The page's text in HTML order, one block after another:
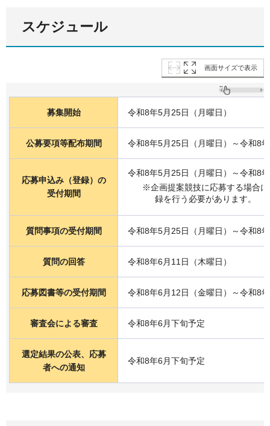
スケジュール
画面サイズで表示
募集開始 令和8年5月25日（月曜日）
公募要項等配布期間 令和8年5月25日（月曜日）～令和8
応募申込み（登録）の
受付期間
令和8年5月25日（月曜日）～令和8
※企画提案競技に応募する場合
録を行う必要があります。
質問事項の受付期間 令和8年5月25日（月曜日）～令和8
質問の回答 令和8年6月11日（木曜日）
応募図書等の受付期間 令和8年6月12日（金曜日）～令和8
審査会による審査 令和8年6月下旬予定
選定結果の公表、応募
者への通知
令和8年6月下旬予定